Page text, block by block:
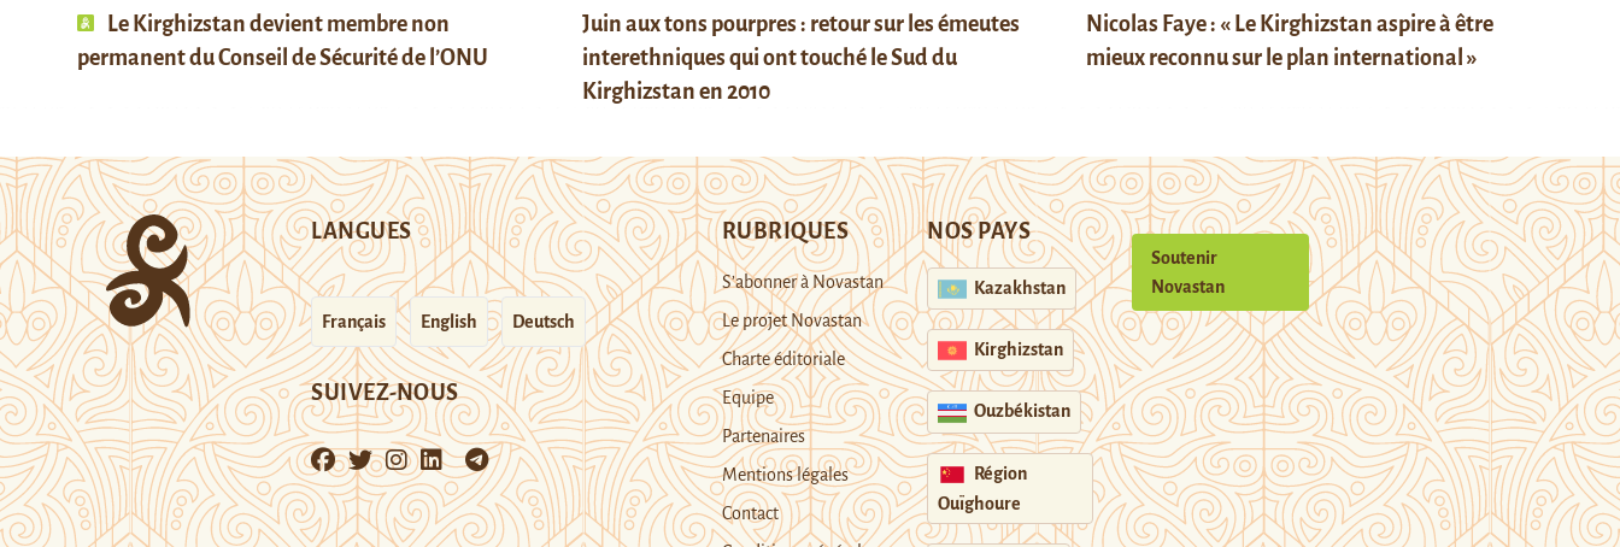
Le Kirghizstan devient membre non
permanent du Conseil de Sécurité de l’ONU
Juin aux tons pourpres : retour sur les émeutes
interethniques qui ont touché le Sud du
Kirghizstan en 2010
Nicolas Faye : « Le Kirghizstan aspire à être
mieux reconnu sur le plan international »
LANGUES
Français English Deutsch
SUIVEZ-NOUS
RUBRIQUES
S’abonner à Novastan
Le projet Novastan
Charte éditoriale
Equipe
Partenaires
Mentions légales
Contact
NOS PAYS
Kazakhstan
Kirghizstan
Ouzbékistan
Région
Ouïghoure
Soutenir
Novastan